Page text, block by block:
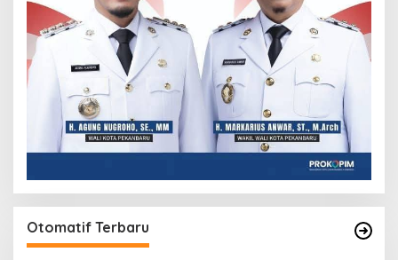
Otomatif Terbaru